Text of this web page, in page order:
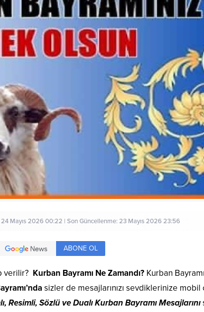
24 Mayıs 2026 00:22 | Son Güncellenme: 23 Mayıs 2026 23:56
ABONE OL
verilir? Kurban Bayramı Ne Zamandı? Kurban
sizler de mesajlarınızı sevdiklerinize
Resimli, Sözlü ve Dualı Kurban Bayramı Mesajlarını